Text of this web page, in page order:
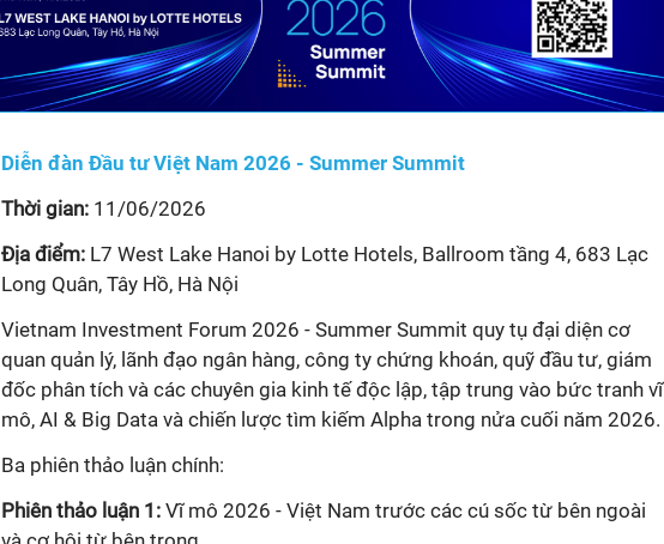
Diễn đàn Đầu tư Việt Nam 2026 - Summer Summit
Thời gian: 11/06/2026
Địa điểm: L7 West Lake Hanoi by Lotte Hotels, Ballroom tầng 4, 683 Lạc
Long Quân, Tây Hồ, Hà Nội
Vietnam Investment Forum 2026 - Summer Summit quy tụ đại diện cơ
quan quản lý, lãnh đạo ngân hàng, công ty chứng khoán, quỹ đầu tư, giám
đốc phân tích và các chuyên gia kinh tế độc lập, tập trung vào bức tranh vĩ
mô, AI & Big Data và chiến lược tìm kiếm Alpha trong nửa cuối năm 2026.
Ba phiên thảo luận chính:
Phiên thảo luận 1: Vĩ mô 2026 - Việt Nam trước các cú sốc từ bên ngoài